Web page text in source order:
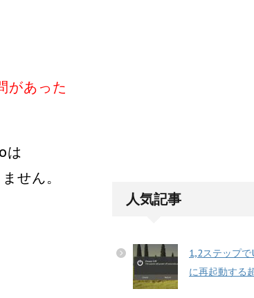
あった
は
せん。
人気記事
1,2ステップ
に再起動する